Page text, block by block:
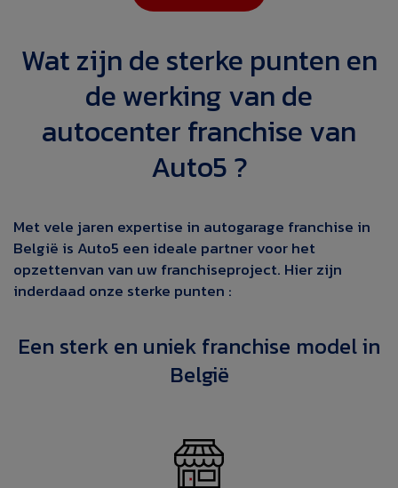
Wat zijn de sterke punten en
de werking van de
autocenter franchise van
Auto5 ?
Met vele jaren expertise in autogarage franchise in
België is Auto5 een ideale partner voorhet
opzettenvan van uw franchiseproject. Hier zijn
inderdaad onze sterke punten :
Een sterk en uniek franchise model in
België